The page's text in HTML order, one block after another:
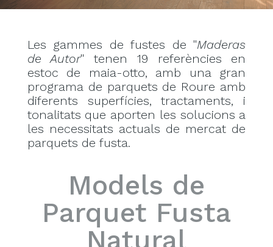
Les gammes de fustes de "Maderas
de Autor" tenen 19 referències en
estoc de maia-otto, amb una gran
programa de parquets de Roure amb
diferents superfícies, tractaments, i
tonalitats que aporten les solucions a
les necessitats actuals de mercat de
parquets de fusta.
Models de
Parquet Fusta
Natural